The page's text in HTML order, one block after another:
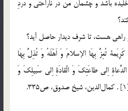
باشد و چشمان من در ناراحتي و دردِ
راهي هست، تا شرف ديدار حاصل آيد؟
تُعِزُّ بِهَا الإسلامَ وَ اَهْلَهُ وَ تُذِلُّ بِهَا
اِلي طاعَتِكَ وَ الْقادَةِ اِلي سَبيلِكَ وَ‌